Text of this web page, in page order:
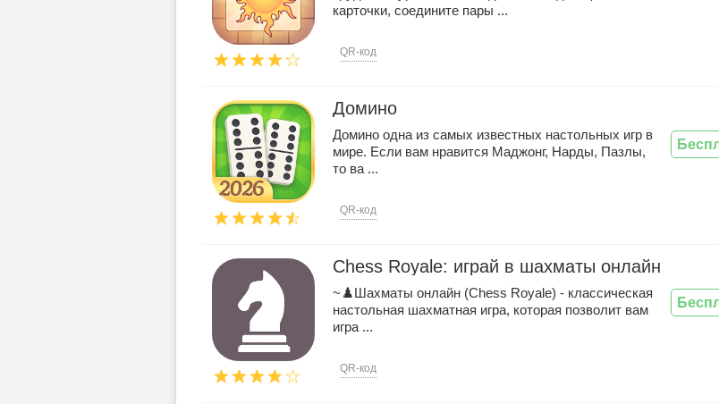
карточки, соедините пары ...
QR-код
Домино
Домино одна из самых известных настольных игр в
мире. Если вам нравится Маджонг, Нарды, Пазлы,
то ва ...
QR-код
Chess Royale: играй в шахматы онлайн
~♟️Шахматы онлайн (Chess Royale) - классическая
настольная шахматная игра, которая позволит вам
игра ...
QR-код